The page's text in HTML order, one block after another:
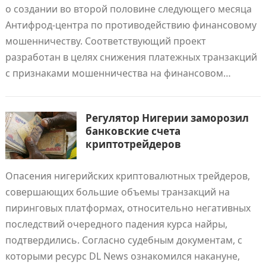
о создании во второй половине следующего месяца
Антифрод-центра по противодействию финансовому
мошенничеству. Соответствующий проект
разработан в целях снижения платежных транзакций
с признаками мошенничества на финансовом…
Регулятор Нигерии заморозил
банковские счета
криптотрейдеров
Опасения нигерийских криптовалютных трейдеров,
совершающих большие объемы транзакций на
пиринговых платформах, относительно негативных
последствий очередного падения курса найры,
подтвердились. Согласно судебным документам, с
которыми ресурс DL News ознакомился накануне,